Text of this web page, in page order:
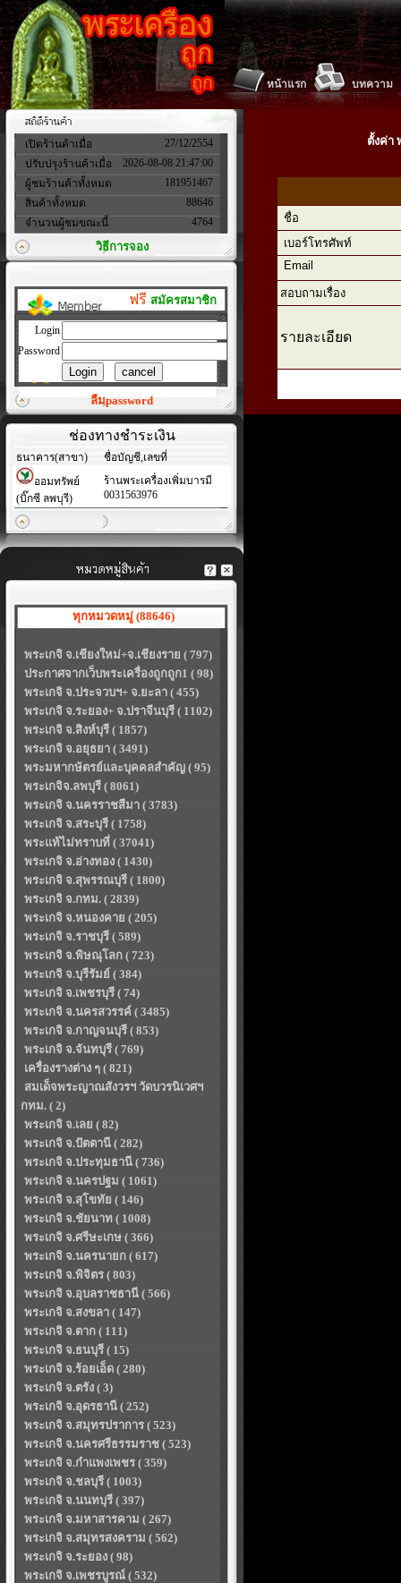
หน้าแรก บทความ
เปิดร้านค้าเมื่อ
27/12/2554
ปรับปรุงร้านค้าเมื่อ
2026-08-08 21:47:00
ผู้ชมร้านค้าทั้งหมด
181951467
สินค้าทั้งหมด
88646
จำนวนผู้ชมขณะนี้
4764
วิธีการจอง
ฟรี สมัครสมาชิก
Login
Password
ลืมpassword
ช่องทางชำระเงิน
ธนาคาร(สาขา)
ชื่อบัญชี,เลขที่
ออมทรัพย์
(บิ๊กซี ลพบุรี)
ร้านพระเครื่องเพิ่มบารมี
0031563976
ทุกหมวดหมู่ (88646)
พระเกจิ จ.เชียงใหม่+จ.เชียงราย ( 797)
ประกาศจากเว็บพระเครื่องถูกถูก1 ( 98)
พระเกจิ จ.ประจวบฯ+ จ.ยะลา ( 455)
พระเกจิ จ.ระยอง+ จ.ปราจีนบุรี ( 1102)
พระเกจิ จ.สิงห์บุรี ( 1857)
พระเกจิ จ.อยุธยา ( 3491)
พระมหากษัตรย์และบุคคลสำคัญ ( 95)
พระเกจิจ.ลพบุรี ( 8061)
พระเกจิ จ.นครราชสีมา ( 3783)
พระเกจิ จ.สระบุรี ( 1758)
พระแท้ไม่ทราบที่ ( 37041)
พระเกจิ จ.อ่างทอง ( 1430)
พระเกจิ จ.สุพรรณบุรี ( 1800)
พระเกจิ จ.กทม. ( 2839)
พระเกจิ จ.หนองคาย ( 205)
พระเกจิ จ.ราชบุรี ( 589)
พระเกจิ จ.พิษณุโลก ( 723)
พระเกจิ จ.บุรีรัมย์ ( 384)
พระเกจิ จ.เพชรบุรี ( 74)
พระเกจิ จ.นครสวรรค์ ( 3485)
พระเกจิ จ.กาญจนบุรี ( 853)
พระเกจิ จ.จันทบุรี ( 769)
เครื่องรางต่าง ๆ ( 821)
สมเด็จพระญาณสังวรฯ วัดบวรนิเวศฯ
กทม. ( 2)
พระเกจิ จ.เลย ( 82)
พระเกจิ จ.ปัตตานี ( 282)
พระเกจิ จ.ประทุมธานี ( 736)
พระเกจิ จ.นครปฐม ( 1061)
พระเกจิ จ.สุโขทัย ( 146)
พระเกจิ จ.ชัยนาท ( 1008)
พระเกจิ จ.ศรีษะเกษ ( 366)
พระเกจิ จ.นครนายก ( 617)
พระเกจิ จ.พิจิตร ( 803)
พระเกจิ จ.อุบลราชธานี ( 566)
พระเกจิ จ.สงขลา ( 147)
พระเกจิ จ.ตาก ( 111)
พระเกจิ จ.ธนบุรี ( 15)
พระเกจิ จ.ร้อยเอ็ด ( 280)
พระเกจิ จ.ตรัง ( 3)
พระเกจิ จ.อุดรธานี ( 252)
พระเกจิ จ.สมุทรปราการ ( 523)
พระเกจิ จ.นครศรีธรรมราช ( 523)
พระเกจิ จ.กำแพงเพชร ( 359)
พระเกจิ จ.ชลบุรี ( 1003)
พระเกจิ จ.นนทบุรี ( 397)
พระเกจิ จ.มหาสารคาม ( 267)
พระเกจิ จ.สมุทรสงคราม ( 562)
พระเกจิ จ.ระยอง ( 98)
พระเกจิ จ.เพชรบูรณ์ ( 532)
ตั้งค่า
ชื่อ
เบอร์โทรศัพท์
Email
สอบถามเรื่อง
รายละเอียด